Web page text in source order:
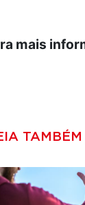
mais
TAMBÉM